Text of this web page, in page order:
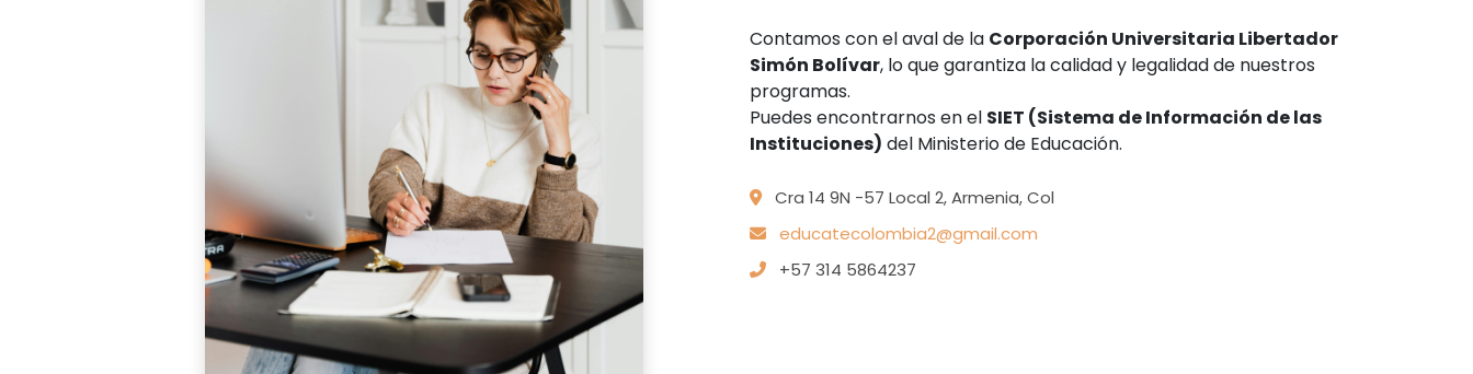
Contamos con el aval de la Corporación Universitaria Libertador
Simón Bolívar, lo que garantiza la calidad y legalidad de nuestros
programas.
Puedes encontrarnos en el SIET (Sistema de Información de las
Instituciones) del Ministerio de Educación.
Cra 14 9N -57 Local 2, Armenia, Col
educatecolombia2@gmail.com
+57 314 5864237